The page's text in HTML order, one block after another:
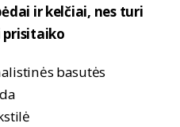
ir kelčiai, nes turi
basutės